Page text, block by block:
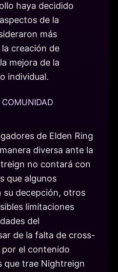
haya decidido
de la
más
creación de
mejora de la
individual.
COMUNIDAD
de Elden Ring
diversa ante la
no contará con
que algunos
su decepción, otros
limitaciones
del
de la falta de cross-
el contenido
que trae Nightreign